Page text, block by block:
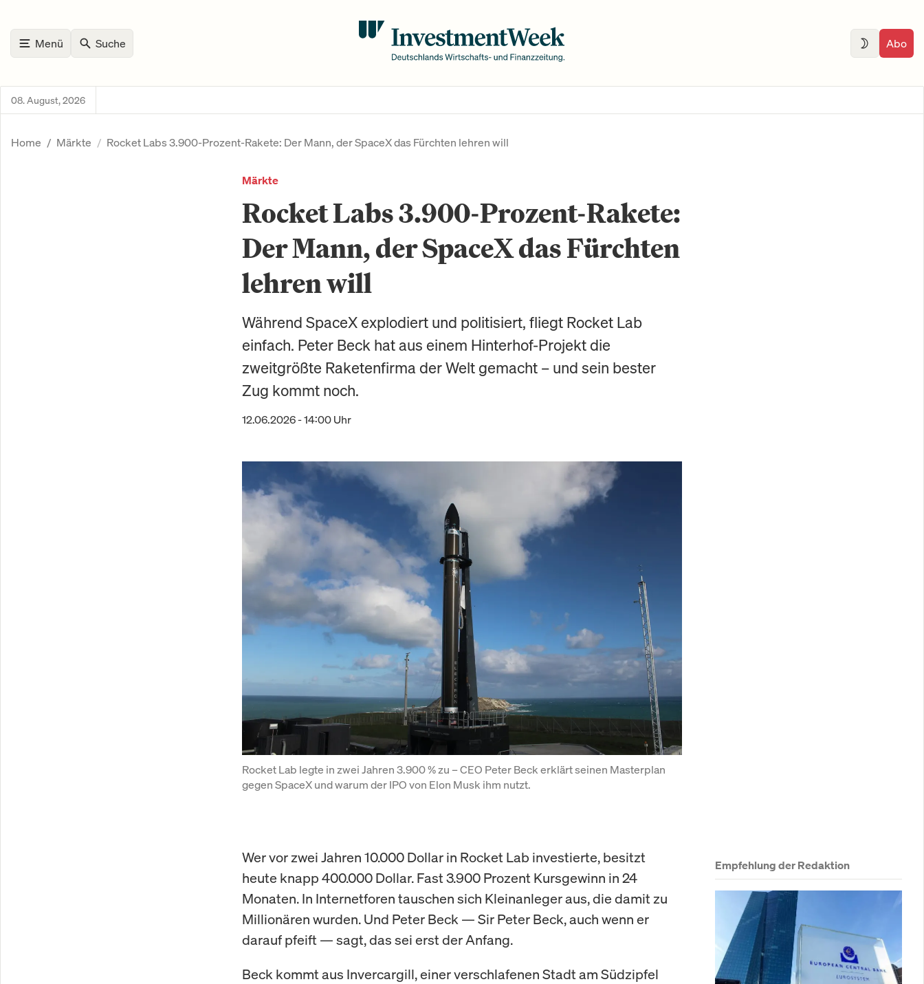
Menü Suche Abo
08. August, 2026
Home Märkte Rocket Labs 3.900-Prozent-Rakete: Der Mann, der SpaceX das Fürchten lehren will
Märkte
Rocket Labs 3.900-Prozent-Rakete:
Der Mann, der SpaceX das Fürchten
lehren will
Während SpaceX explodiert und politisiert, fliegt Rocket Lab
einfach. Peter Beck hat aus einem Hinterhof-Projekt die
zweitgrößte Raketenfirma der Welt gemacht – und sein bester
Zug kommt noch.
12.06.2026 - 14:00 Uhr
Rocket Lab legte in zwei Jahren 3.900 % zu – CEO Peter Beck erklärt seinen Masterplan
gegen SpaceX und warum der IPO von Elon Musk ihm nutzt.
Wer vor zwei Jahren 10.000 Dollar in Rocket Lab investierte, besitzt
heute knapp 400.000 Dollar. Fast 3.900 Prozent Kursgewinn in 24
Monaten. In Internetforen tauschen sich Kleinanleger aus, die damit zu
Millionären wurden. Und Peter Beck — Sir Peter Beck, auch wenn er
darauf pfeift — sagt, das sei erst der Anfang.
Beck kommt aus Invercargill, einer verschlafenen Stadt am Südzipfel
Empfehlung der Redaktion